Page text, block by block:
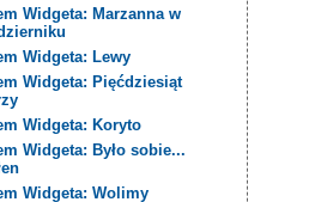
Widgeta: Marzanna w
Widgeta: Lewy
Widgeta: Pięćdziesiąt
Widgeta: Koryto
Widgeta: Było sobie...
Widgeta: Wolimy